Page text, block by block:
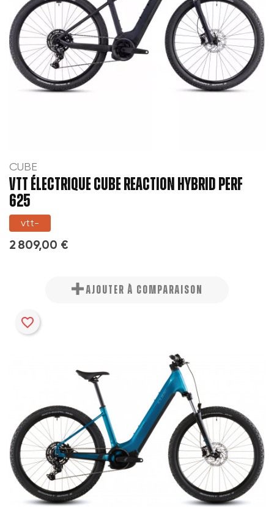
CUBE
VTT ÉLECTRIQUE CUBE REACTION HYBRID PERF
625
vtt-
2 809,00 €
AJOUTER À COMPARAISON
favorite_border